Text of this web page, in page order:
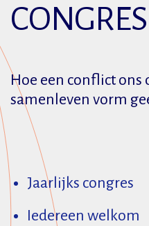
Hoe een conflict ons
samenleven vorm
Jaarlijks congres
Iedereen welkom